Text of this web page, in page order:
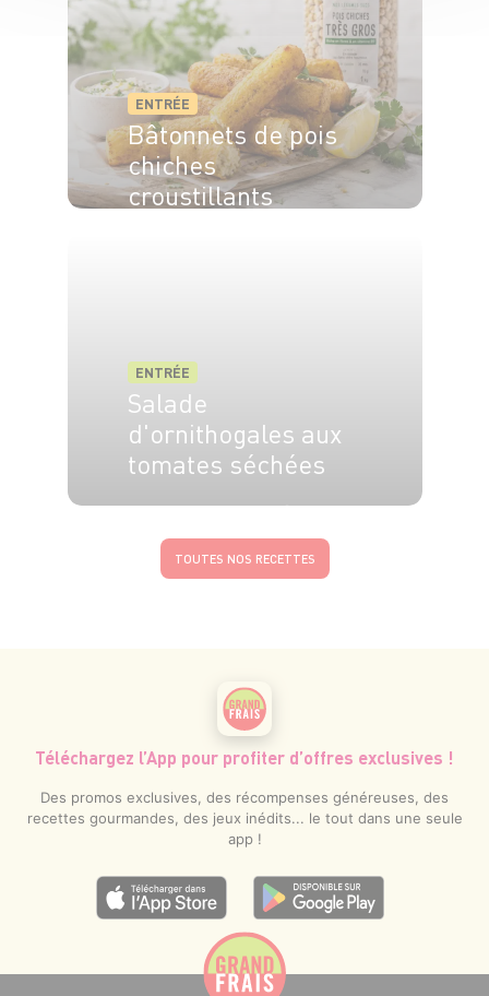
ENTRÉE
Bâtonnets de pois
chiches
croustillants
ENTRÉE
Salade
d'ornithogales aux
tomates séchées
TOUTES NOS RECETTES
Téléchargez l’App pour profiter d’offres exclusives !
Des promos exclusives, des récompenses généreuses, des
recettes gourmandes, des jeux inédits... le tout dans une seule
app !